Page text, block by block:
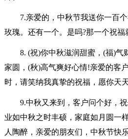
7.亲爱的，中秋节我送你一百
玫瑰。还有一个。是吗?那一个祝福
8. (祝)你中秋滋润甜蜜，(福)气
家圆，(秋)高气爽好心情!亲爱的客
时，请笑纳我真挚的祝福，愿你天
9.中秋又来到，客户问个好，
业如中秋之时丰硕，家庭如月圆一
人陶醉，亲爱的朋友们，中秋节快